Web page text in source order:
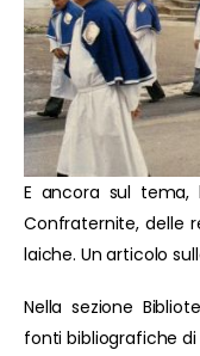
E ancora sul
Confraternite, delle
laiche. Un articolo
Nella sezione
fonti bibliografiche